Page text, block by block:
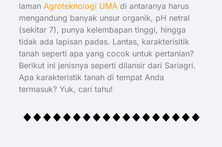
laman Agroteknologi UMAdi antaranya harus
mengandung banyak unsur organik, pH netral
(sekitar 7), punya kelembapan tinggi, hingga
tidak ada lapisan padas. Lantas, karakterisitik
tanah seperti apa yang cocok untuk pertanian?
Berikut ini jenisnya seperti dilansir dari Sariagri.
Apa karakteristik tanah di tempat Anda
termasuk? Yuk, cari tahu!